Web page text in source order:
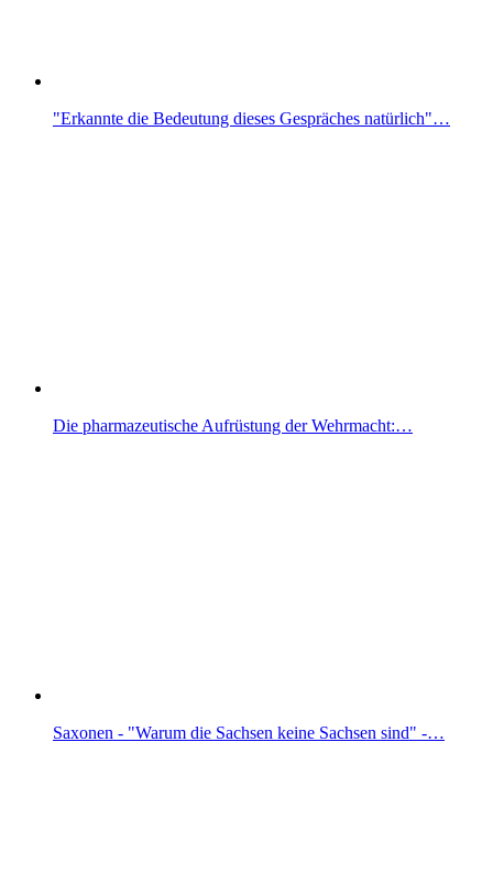
"Erkannte die Bedeutung dieses Gespräches natürlich"…
Die pharmazeutische Aufrüstung der Wehrmacht:…
Saxonen - "Warum die Sachsen keine Sachsen sind" -…